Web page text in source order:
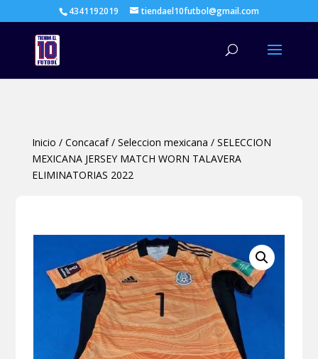
4341192019 tiendael10futbol@gmail.com
Inicio / Concacaf/ Seleccion mexicana / SELECCION
MEXICANA JERSEY MATCH WORN TALAVERA
ELIMINATORIAS 2022